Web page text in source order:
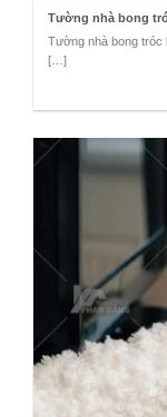
Tường nhà bong
Tường nhà bong tróc
[…]